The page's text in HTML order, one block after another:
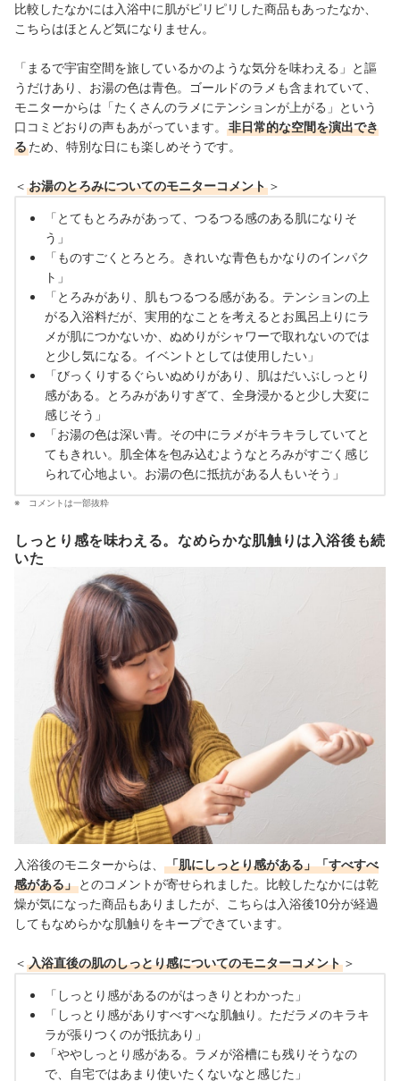
比較したなかには入浴中に肌がピリピリした商品もあったなか、
こちらはほとんど気になりません。
「まるで宇宙空間を旅しているかのような気分を味わえる」と謳
うだけあり、お湯の色は青色。ゴールドのラメも含まれていて、
モニターからは「たくさんのラメにテンションが上がる」という
口コミどおりの声もあがっています。
非日常的な空間を演出でき
るため、特別な日にも楽しめそうです。
＜ お湯のとろみについてのモニターコメント ＞
「とてもとろみがあって、つるつる感のある肌になりそ
う」
「ものすごくとろとろ。きれいな青色もかなりのインパク
ト」
「とろみがあり、肌もつるつる感がある。テンションの上
がる入浴料だが、実用的なことを考えるとお風呂上りにラ
メが肌につかないか、ぬめりがシャワーで取れないのでは
と少し気になる。イベントとしては使用したい」
「びっくりするぐらいぬめりがあり、肌はだいぶしっとり
感がある。とろみがありすぎて、全身浸かると少し大変に
感じそう」
「お湯の色は深い青。その中にラメがキラキラしていてと
てもきれい。肌全体を包み込むようなとろみがすごく感じ
られて心地よい。お湯の色に抵抗がある人もいそう」
コメントは一部抜粋
しっとり感を味わえる。なめらかな肌触りは入浴後も続
いた
入浴後のモニターからは、
「肌にしっとり感がある」「すべすべ
感がある」 とのコメントが寄せられました。比較したなかには乾
燥が気になった商品もありましたが、こちらは入浴後10分が経過
してもなめらかな肌触りをキープできています。
＜ 入浴直後の肌のしっとり感についてのモニターコメント ＞
「しっとり感があるのがはっきりとわかった」
「しっとり感がありすべすべな肌触り。ただラメのキラキ
ラが張りつくのが抵抗あり」
「ややしっとり感がある。ラメが浴槽にも残りそうなの
で、自宅ではあまり使いたくないなと感じた」